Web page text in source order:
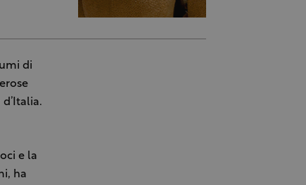
di
e la
ha